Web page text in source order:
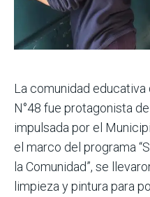
La comunidad educativa
N°48 fue protagonista
impulsada por el
el marco del programa
la Comunidad”, se
limpieza y pintura para